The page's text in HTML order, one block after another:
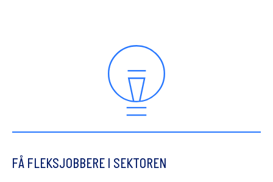
FÅ FLEKSJOBBERE I SEKTOREN